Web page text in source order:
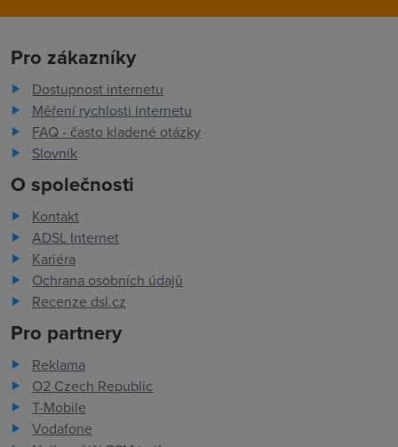
Pro zákazníky
Dostupnost internetu
Měření rychlosti internetu
FAQ - často kladené otázky
Slovník
O společnosti
Kontakt
ADSL Internet
Kariéra
Ochrana osobních údajů
Recenze dsl.cz
Pro partnery
Reklama
O2 Czech Republic
T-Mobile
Vodafone